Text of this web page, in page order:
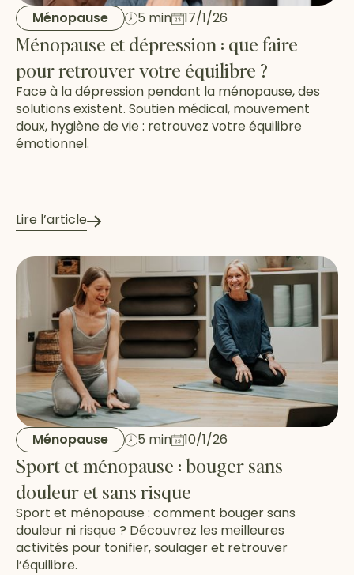
Ménopause 5 min 17/1/26
Ménopause et dépression : que faire
pour retrouver votre équilibre ?
Face à la dépression pendant la ménopause, des
solutions existent. Soutien médical, mouvement
doux, hygiène de vie : retrouvez votre équilibre
émotionnel.
Lire l’article
Ménopause 5 min 10/1/26
Sport et ménopause : bouger sans
douleur et sans risque
Sport et ménopause : comment bouger sans
douleur ni risque ? Découvrez les meilleures
activités pour tonifier, soulager et retrouver
l’équilibre.